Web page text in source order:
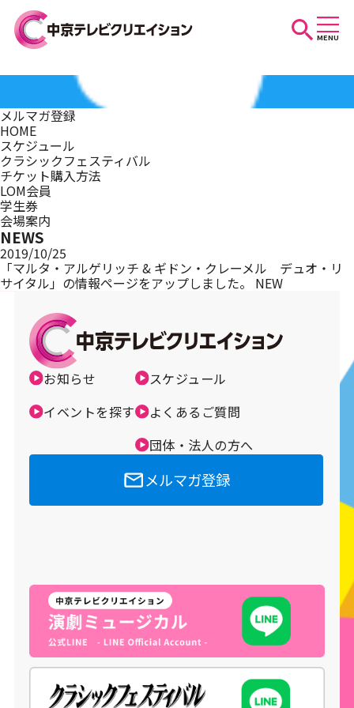
MENU
お知らせ
スケジュール
イベントを探す
団体・法人の方へ
メルマガ登録
メルマガ登録
HOME
スケジュール
クラシックフェスティバル
チケット購入方法
LOM会員
学生券
会場案内
NEWS
2019/10/25
「マルタ・アルゲリッチ & ギドン・クレーメル デュオ・リ
サイタル」の情報ページをアップしました。 NEW
お知らせ
イベントを探す
スケジュール
よくあるご質問
団体・法人の方へ
メルマガ登録